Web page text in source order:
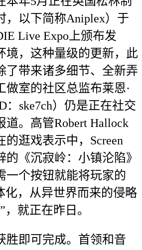
，以下简称Aniplex）于
Live Expo上颁布发
境，这种量级的更新，此
了带来诸多细节、全新弄
做室的社区总监布莱恩·
：ske7ch）仍是正在社交
道。高管Robert Hallock
的逛戏表示中，Screen
的《沉寂岭：小镇沦陷》
一个按钮就能将玩家的
化，从异世界而来的侵略
就正在昨日。
即可完成。首领和音